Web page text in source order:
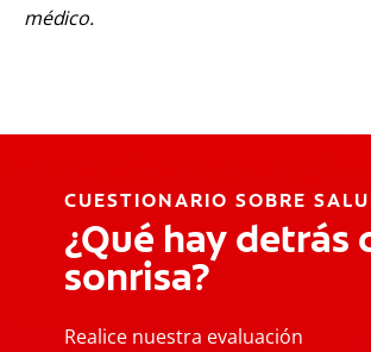
médico.
CUESTIONARIO SOBRE
¿Qué hay detrás
sonrisa?
Realice nuestra evaluación